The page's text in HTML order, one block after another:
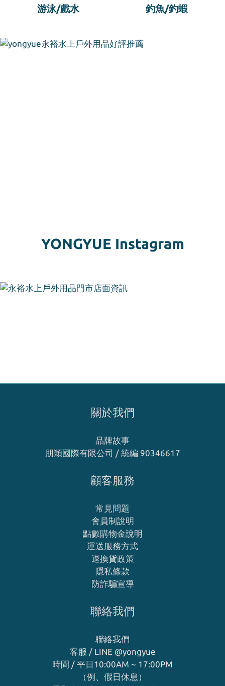
游泳/戲水 釣魚/釣蝦
YONGYUE Instagram
關於我們
品牌故事
朋穎國際有限公司 / 統編 90346617
顧客服務
常見問題
會員制說明
點數購物金說明
運送服務方式
退換貨政策
隱私條款
防詐騙宣導
聯絡我們
聯絡我們
客服 / LINE @yongyue
時間 / 平日10:00AM ~ 17:00PM
（例、假日休息）